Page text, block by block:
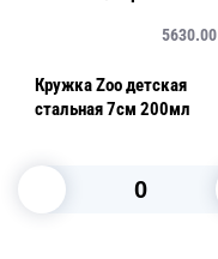
5630.00
Кружка Zoo детская
стальная 7см 200мл